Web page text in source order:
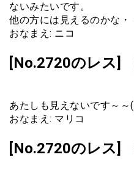
ないみたいです。
他の方には見えるのかな・
おなまえ: ニコ
[No.2720のレス]
あたしも見えないです～～
おなまえ: マリコ
[No.2720のレス]